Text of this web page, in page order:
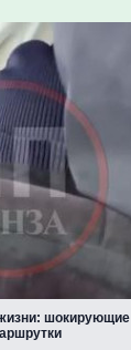
шокирующие